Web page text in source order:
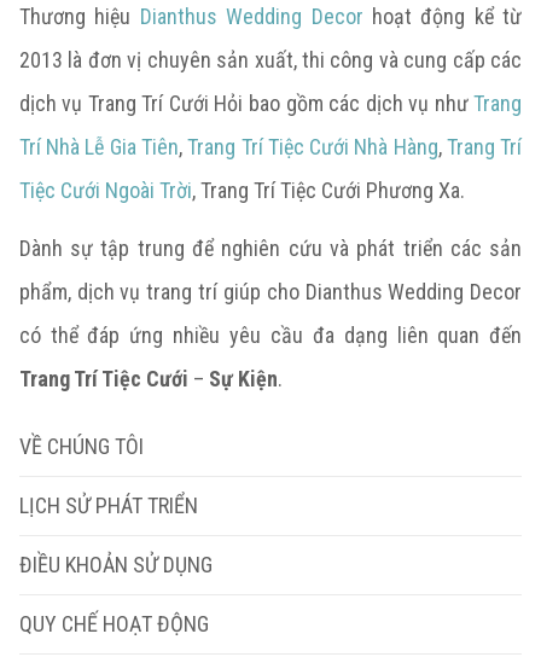
Thương hiệu Dianthus Wedding Decor hoạt động kể từ
2013 là đơn vị chuyên sản xuất, thi công và cung cấp các
dịch vụ Trang Trí Cưới Hỏi bao gồm các dịch vụ nhưTrang
Trí Nhà Lễ Gia Tiên,Trang Trí Tiệc Cưới Nhà Hàng,Trang Trí
Tiệc Cưới Ngoài Trời, Trang Trí Tiệc Cưới Phương Xa.
Dành sự tập trung để nghiên cứu và phát triển các sản
phẩm, dịch vụ trang trí giúp cho Dianthus Wedding Decor
có thể đáp ứng nhiều yêu cầu đa dạng liên quan đến
Trang Trí Tiệc Cưới – Sự Kiện.
VỀ CHÚNG TÔI
LỊCH SỬ PHÁT TRIỂN
ĐIỀU KHOẢN SỬ DỤNG
QUY CHẾ HOẠT ĐỘNG